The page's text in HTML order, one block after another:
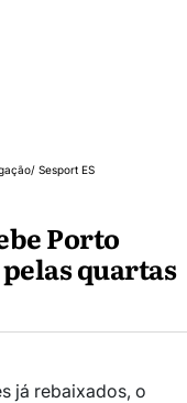
Sesport ES
Porto
quartas
já rebaixados, o